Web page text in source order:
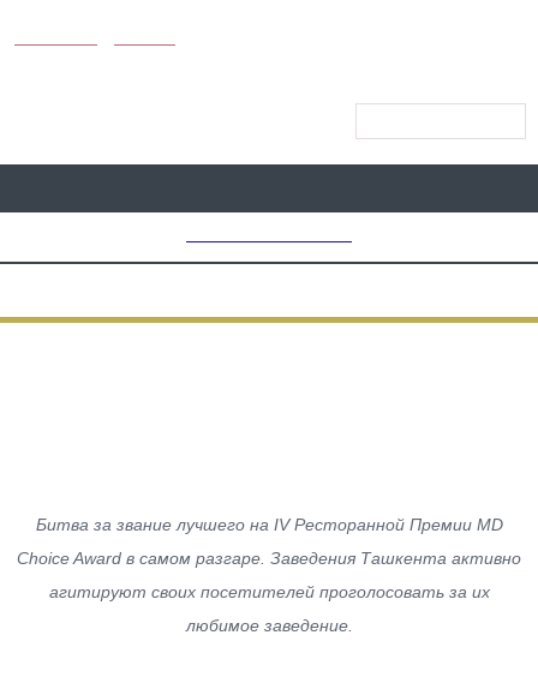
Битва за звание лучшего на IV Ресторанной Премии MD
Choice Award в самом разгаре. Заведения Ташкента активно
агитируют своих посетителей проголосовать за их
любимое заведение.